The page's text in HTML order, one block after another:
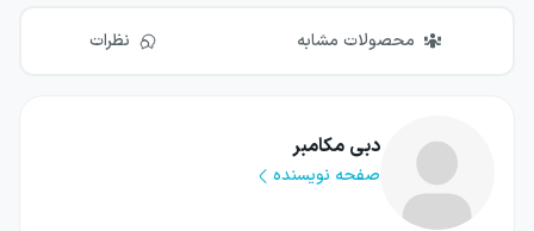
محصولات مشابه نظرات
دبی مکامبر
صفحه نویسنده